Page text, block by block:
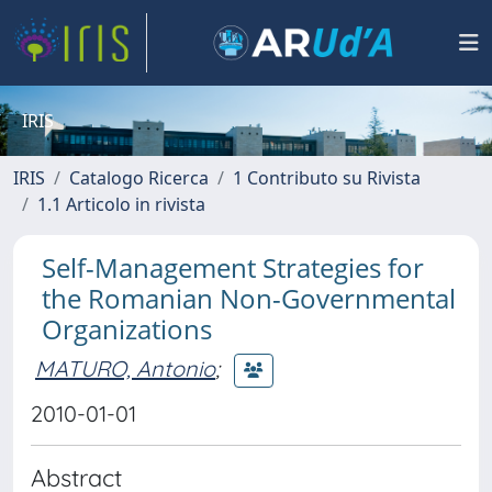
IRIS
IRIS Catalogo Ricerca
1 Contributo su Rivista
1.1 Articolo in rivista
Self-Management Strategies for
the Romanian Non-Governmental
Organizations
MATURO, Antonio;
2010-01-01
Abstract